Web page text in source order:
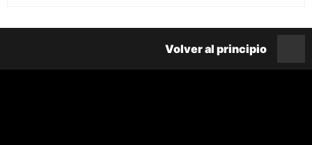
Volver al principio